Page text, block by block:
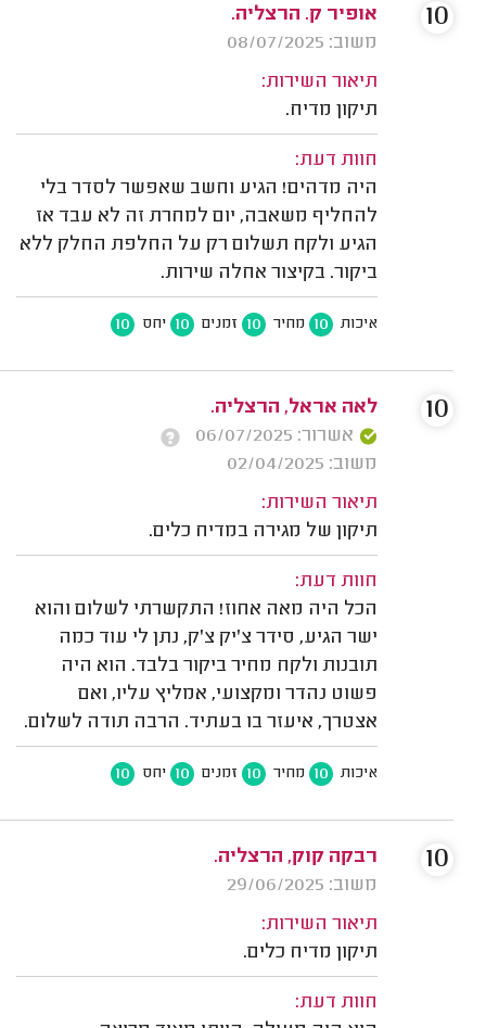
אופיר ק. הרצליה.
משוב: 08/07/2025
תיאור השירות:
תיקון מדיח.
חוות דעת:
היה מדהים! הגיע וחשב שאפשר לסדר בלי
להחליף משאבה, יום למחרת זה לא עבד אז
הגיע ולקח תשלום רק על החלפת החלק ללא
ביקור. בקיצור אחלה שירות.
איכות 10 מחיר 10 זמנים 10 יחס 10
10
לאה אראל, הרצליה.
אשרור: 06/07/2025
משוב: 02/04/2025
תיאור השירות:
תיקון של מגירה במדיח כלים.
חוות דעת:
הכל היה מאה אחוז! התקשרתי לשלום והוא
ישר הגיע, סידר צ'יק צ'ק, נתן לי עוד כמה
תובנות ולקח מחיר ביקור בלבד. הוא היה
פשוט נהדר ומקצועי, אמליץ עליו, ואם
אצטרך, איעזר בו בעתיד. הרבה תודה לשלום.
איכות 10 מחיר 10 זמנים 10 יחס 10
10
רבקה קוק, הרצליה.
משוב: 29/06/2025
תיאור השירות:
תיקון מדיח כלים.
חוות דעת:
10